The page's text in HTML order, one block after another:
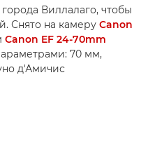
Виллалаго, чтобы
Снято на камеру Canon
Canon EF 24-70mm
70 мм,
д'Амичис